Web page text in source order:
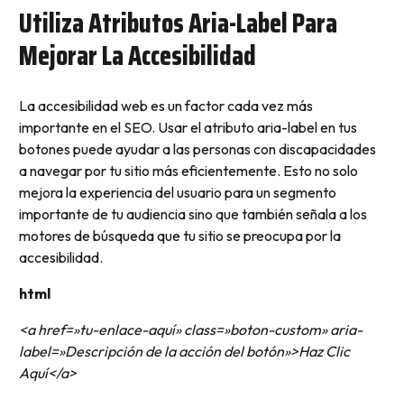
Utiliza Atributos Aria-Label Para
Mejorar La Accesibilidad
La accesibilidad web es un factor cada vez más
importante en el SEO. Usar el atributo aria-label en tus
botones puede ayudar a las personas con discapacidades
a navegar por tu sitio más eficientemente. Esto no solo
mejora la experiencia del usuario para un segmento
importante de tu audiencia sino que también señala a los
motores de búsqueda que tu sitio se preocupa por la
accesibilidad.
html
<a href=»tu-enlace-aquí» class=»boton-custom» aria-
label=»Descripción de la acción del botón»>Haz Clic
Aquí</a>